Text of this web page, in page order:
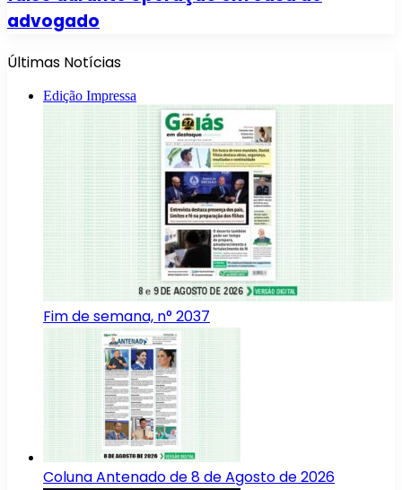
advogado
Últimas Notícias
Edição Impressa
Fim de semana, n° 2037
Coluna Antenado de 8 de Agosto de 2026